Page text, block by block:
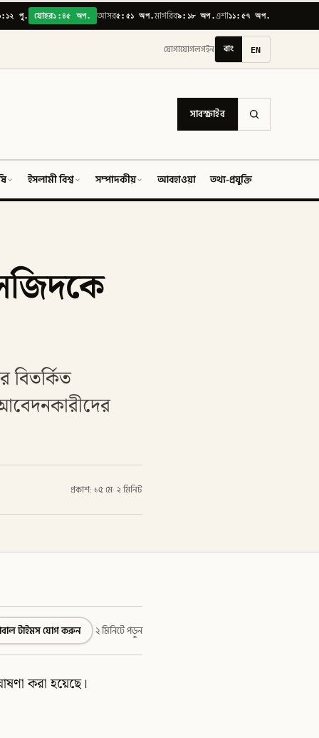
পূ. যোহর১:৪৫ অপ. আসর৫:৫১ অপ.মাগরিব৯:১৮ অপ.এশা১১:৫৭ অপ.
যোগাযোগলগইন বাং EN
সাবস্ক্রাইব
ইসলামী বিশ্ব সম্পাদকীয় আবহাওয়া তথ্য-প্রযুক্তি
বিতর্কিত
প্রকাশ: ১৫ মে· ২ মিনিট
টাইমস যোগ করুন ২ মিনিটে পড়ুন
করা হয়েছে।